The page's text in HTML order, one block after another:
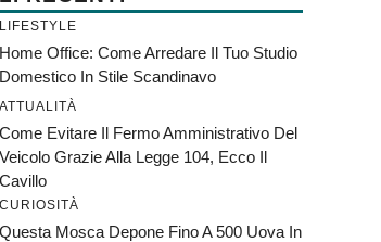
LIFESTYLE
Home Office: Come Arredare Il Tuo Studio
Domestico In Stile Scandinavo
ATTUALITÀ
Come Evitare Il Fermo Amministrativo Del
Veicolo Grazie Alla Legge 104, Ecco Il
Cavillo
CURIOSITÀ
Questa Mosca Depone Fino A 500 Uova In